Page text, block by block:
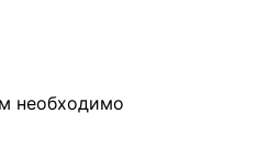
необходимо